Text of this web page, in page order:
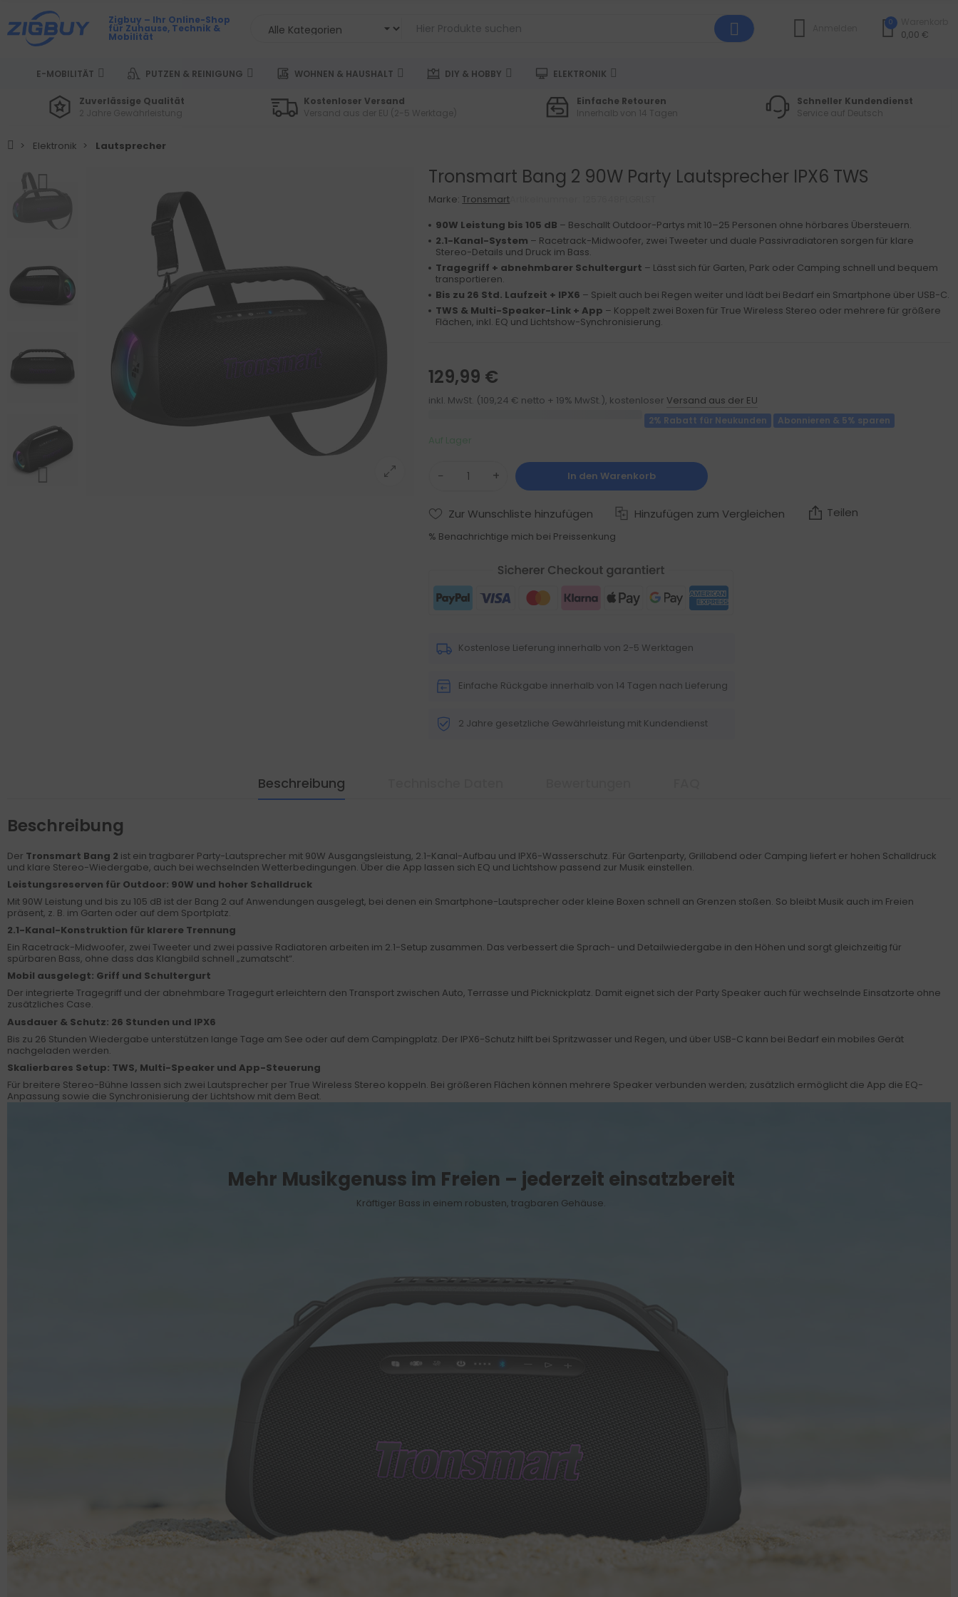
Zigbuy – Ihr Online-Shop
für Zuhause, Technik &
Mobilität
0
0,00 €
E-MOBILITÄT PUTZEN & REINIGUNG WOHNEN & HAUSHALT DIY & HOBBY ELEKTRONIK
Zuverlässige Qualität
Kostenloser Versand
Versand aus der EU (2-5 Werktage)
Einfache Retouren
Innerhalb von 14 Tagen
Schneller Kundendienst
Service auf Deutsch
Elektronik Lautsprecher
Tronsmart Bang 2 90W Party Lautsprecher IPX6 TWS
Marke:Tronsmart
90W Leistung bis 105 dB – Beschallt Outdoor-Partys mit 10–25 Personen ohne hörbares Übersteuern.
2.1-Kanal-System – Racetrack-Midwoofer, zwei Tweeter und duale Passivradiatoren sorgen für klare
Stereo-Details und Druck im Bass.
Tragegriff + abnehmbarer Schultergurt – Lässt sich für Garten, Park oder Camping schnell und bequem
transportieren.
Bis zu 26 Std. Laufzeit + IPX6 – Spielt auch bei Regen weiter und lädt bei Bedarf ein Smartphone über USB-C.
TWS & Multi-Speaker-Link + App – Koppelt zwei Boxen für True Wireless Stereo oder mehrere für größere
Flächen, inkl. EQ und Lichtshow-Synchronisierung.
129,99 €
inkl. MwSt. (109,24 € netto + 19% MwSt.), kostenloserVersand aus der EU
2% Rabatt für Neukunden Abonnieren & 5% sparen
Auf Lager
− + In den Warenkorb
Zur Wunschliste hinzufügen Hinzufügen zum Vergleichen Teilen
% Benachrichtige mich bei Preissenkung
Kostenlose Lieferung innerhalb von 2-5 Werktagen
Einfache Rückgabe innerhalb von 14 Tagen nach Lieferung
2 Jahre gesetzliche Gewährleistung mit Kundendienst
Beschreibung
Beschreibung
Der Tronsmart Bang 2 ist ein tragbarer Party-Lautsprecher mit 90W Ausgangsleistung, 2.1-Kanal-Aufbau und IPX6-Wasserschutz. Für Gartenparty, Grillabend oder Camping liefert er hohen Schalldruck
und klare Stereo-Wiedergabe, auch bei wechselnden Wetterbedingungen. Über die App lassen sich EQ und Lichtshow passend zur Musik einstellen.
Leistungsreserven für Outdoor: 90W und hoher Schalldruck
Mit 90W Leistung und bis zu 105 dB ist der Bang 2 auf Anwendungen ausgelegt, bei denen ein Smartphone-Lautsprecher oder kleine Boxen schnell an Grenzen stoßen. So bleibt Musik auch im Freien
präsent, z. B. im Garten oder auf dem Sportplatz.
2.1-Kanal-Konstruktion für klarere Trennung
Ein Racetrack-Midwoofer, zwei Tweeter und zwei passive Radiatoren arbeiten im 2.1-Setup zusammen. Das verbessert die Sprach- und Detailwiedergabe in den Höhen und sorgt gleichzeitig für
spürbaren Bass, ohne dass das Klangbild schnell „zumatscht“.
Mobil ausgelegt: Griff und Schultergurt
Der integrierte Tragegriff und der abnehmbare Tragegurt erleichtern den Transport zwischen Auto, Terrasse und Picknickplatz. Damit eignet sich der Party Speaker auch für wechselnde Einsatzorte ohne
zusätzliches Case.
Ausdauer & Schutz: 26 Stunden und IPX6
Bis zu 26 Stunden Wiedergabe unterstützen lange Tage am See oder auf dem Campingplatz. Der IPX6-Schutz hilft bei Spritzwasser und Regen, und über USB-C kann bei Bedarf ein mobiles Gerät
nachgeladen werden.
Skalierbares Setup: TWS, Multi-Speaker und App-Steuerung
Für breitere Stereo-Bühne lassen sich zwei Lautsprecher per True Wireless Stereo koppeln. Bei größeren Flächen können mehrere Speaker verbunden werden; zusätzlich ermöglicht die App die EQ-
Anpassung sowie die Synchronisierung der Lichtshow mit dem Beat.
Mehr Musikgenuss im Freien – jederzeit einsatzbereit
Kräftiger Bass in einem robusten, tragbaren Gehäuse.